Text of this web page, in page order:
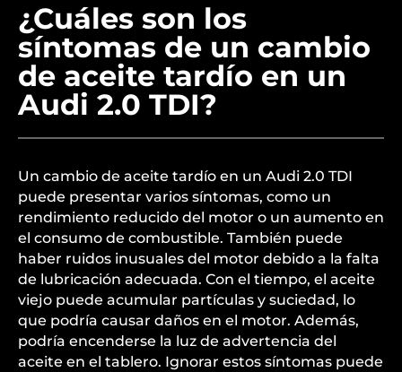
¿Cuáles son los
síntomas de un cambio
de aceite tardío en un
Audi 2.0 TDI?
Un cambio de aceite tardío en un Audi 2.0 TDI
puede presentar varios síntomas, como un
rendimiento reducido del motor o un aumento en
el consumo de combustible. También puede
haber ruidos inusuales del motor debido a la falta
de lubricación adecuada. Con el tiempo, el aceite
viejo puede acumular partículas y suciedad, lo
que podría causar daños en el motor. Además,
podría encenderse la luz de advertencia del
aceite en el tablero. Ignorar estos síntomas puede